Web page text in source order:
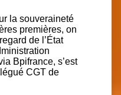
la souveraineté
premières, on
de l’État
Bpifrance, s’est
CGT de